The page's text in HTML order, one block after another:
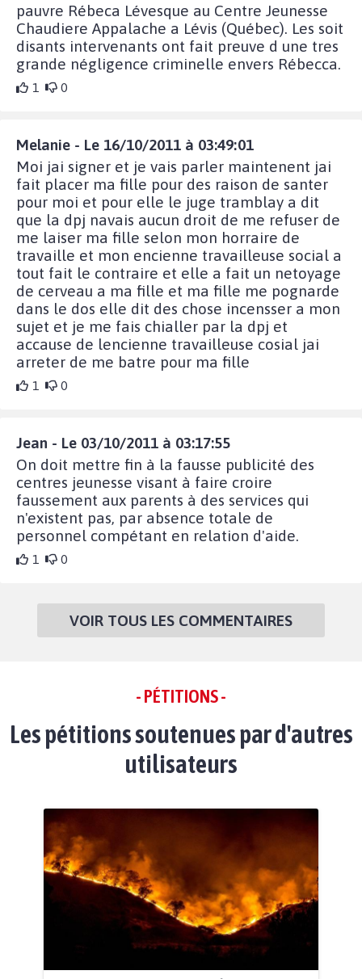
pauvre Rébeca Lévesque au Centre Jeunesse
Chaudiere Appalache a Lévis (Québec). Les soit
disants intervenants ont fait preuve d une tres
grande négligence criminelle envers Rébecca.
1 0
Melanie - Le 16/10/2011 à 03:49:01
Moi jai signer et je vais parler maintenent jai
fait placer ma fille pour des raison de santer
pour moi et pour elle le juge tramblay a dit
que la dpj navais aucun droit de me refuser de
me laiser ma fille selon mon horraire de
travaille et mon encienne travailleuse social a
tout fait le contraire et elle a fait un netoyage
de cerveau a ma fille et ma fille me pognarde
dans le dos elle dit des chose incensser a mon
sujet et je me fais chialler par la dpj et
accause de lencienne travailleuse cosial jai
arreter de me batre pour ma fille
1 0
Jean - Le 03/10/2011 à 03:17:55
On doit mettre fin à la fausse publicité des
centres jeunesse visant à faire croire
faussement aux parents à des services qui
n'existent pas, par absence totale de
personnel compétant en relation d'aide.
1 0
VOIR TOUS LES COMMENTAIRES
- PÉTITIONS -
Les pétitions soutenues par d'autres
utilisateurs